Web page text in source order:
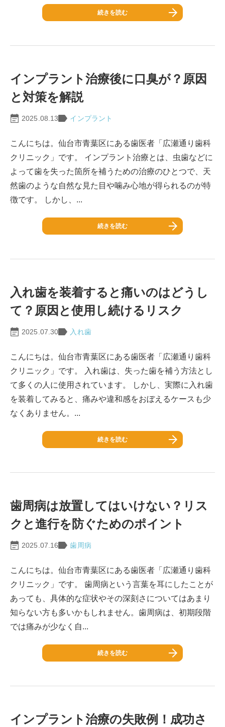
続きを読む
インプラント治療後に口臭が？原因
と対策を解説
2025.08.13 インプラント
こんにちは。仙台市青葉区にある歯医者「広瀬通り歯科
クリニック」です。 インプラント治療とは、虫歯などに
よって歯を失った箇所を補うための治療のひとつで、天
然歯のような自然な見た目や噛み心地が得られるのが特
徴です。 しかし、...
続きを読む
入れ歯を装着すると痛いのはどうし
て？原因と使用し続けるリスク
2025.07.30 入れ歯
こんにちは。仙台市青葉区にある歯医者「広瀬通り歯科
クリニック」です。 入れ歯は、失った歯を補う方法とし
て多くの人に使用されています。 しかし、実際に入れ歯
を装着してみると、痛みや違和感をおぼえるケースも少
なくありません。...
続きを読む
歯周病は放置してはいけない？リス
クと進行を防ぐためのポイント
2025.07.16 歯周病
こんにちは。仙台市青葉区にある歯医者「広瀬通り歯科
クリニック」です。 歯周病という言葉を耳にしたことが
あっても、具体的な症状やその深刻さについてはあまり
知らない方も多いかもしれません。歯周病は、初期段階
では痛みが少なく自...
続きを読む
インプラント治療の失敗例！成功さ